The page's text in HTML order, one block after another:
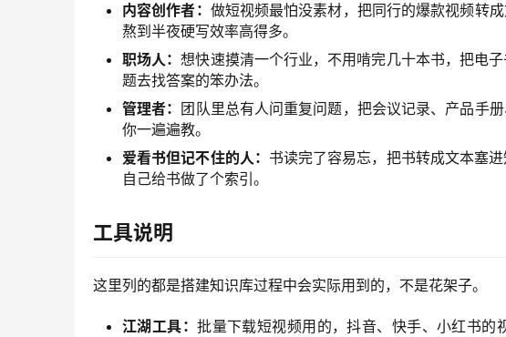
内容创作者： 做短视频最怕没素材，把同行的爆款视频转
熬到半夜硬写效率高得多。
职场人：想快速摸清一个行业，不用啃完几十本书，把电
题去找答案的笨办法。
管理者： 团队里总有人问重复问题，把会议记录、产品手
你一遍遍教。
爱看书但记不住的人： 书读完了容易忘，把书转成文本塞
自己给书做了个索引。
工具说明
这里列的都是搭建知识库过程中会实际用到的，不是花架子。
江湖工具：批量下载短视频用的，抖音、快手、小红书